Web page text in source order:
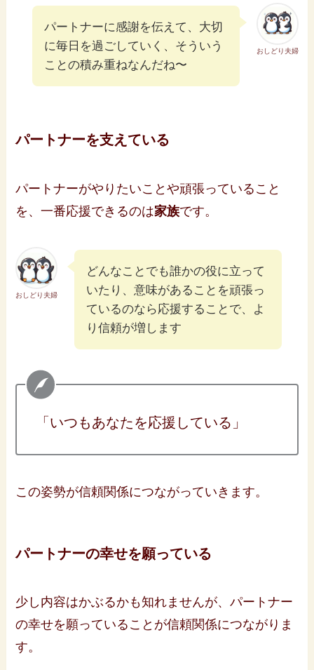
おしどり夫婦
パートナーに感謝を伝えて、大切
に毎日を過ごしていく、そういう
ことの積み重ねなんだね〜
パートナーを支えている
パートナーがやりたいことや頑張っていること
を、一番応援できるのは家族です。
おしどり夫婦
どんなことでも誰かの役に立って
いたり、意味があることを頑張っ
ているのなら応援することで、よ
り信頼が増します
「いつもあなたを応援している」
この姿勢が信頼関係につながっていきます。
パートナーの幸せを願っている
少し内容はかぶるかも知れませんが、パートナー
の幸せを願っていることが信頼関係につながりま
す。